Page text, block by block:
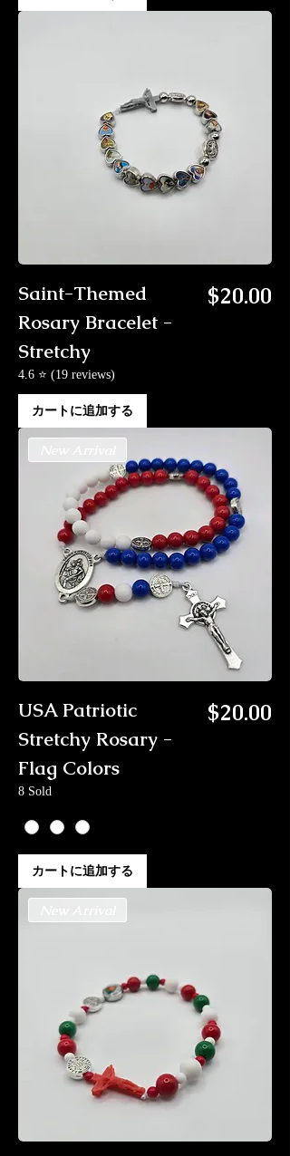
Saint-Themed
Rosary Bracelet -
Stretchy
価格
$20.00
4.6 ⭐ (19 reviews)
カートに追加する
USA Patriotic
Stretchy Rosary -
Flag Colors
価格
$20.00
8 Sold
カートに追加する